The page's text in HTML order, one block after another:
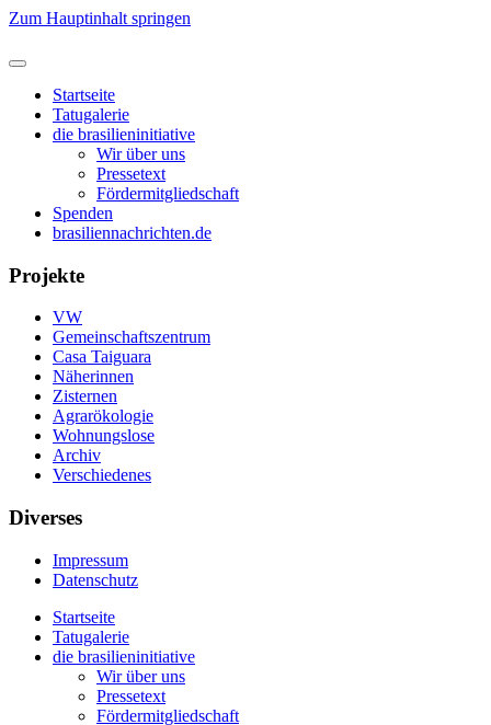
Zum Hauptinhalt springen
Startseite
Tatugalerie
die brasilieninitiative
Wir über uns
Pressetext
Fördermitgliedschaft
Spenden
brasiliennachrichten.de
Projekte
VW
Gemeinschaftszentrum
Casa Taiguara
Näherinnen
Zisternen
Agrarökologie
Wohnungslose
Archiv
Verschiedenes
Diverses
Impressum
Datenschutz
Startseite
Tatugalerie
die brasilieninitiative
Wir über uns
Pressetext
Fördermitgliedschaft